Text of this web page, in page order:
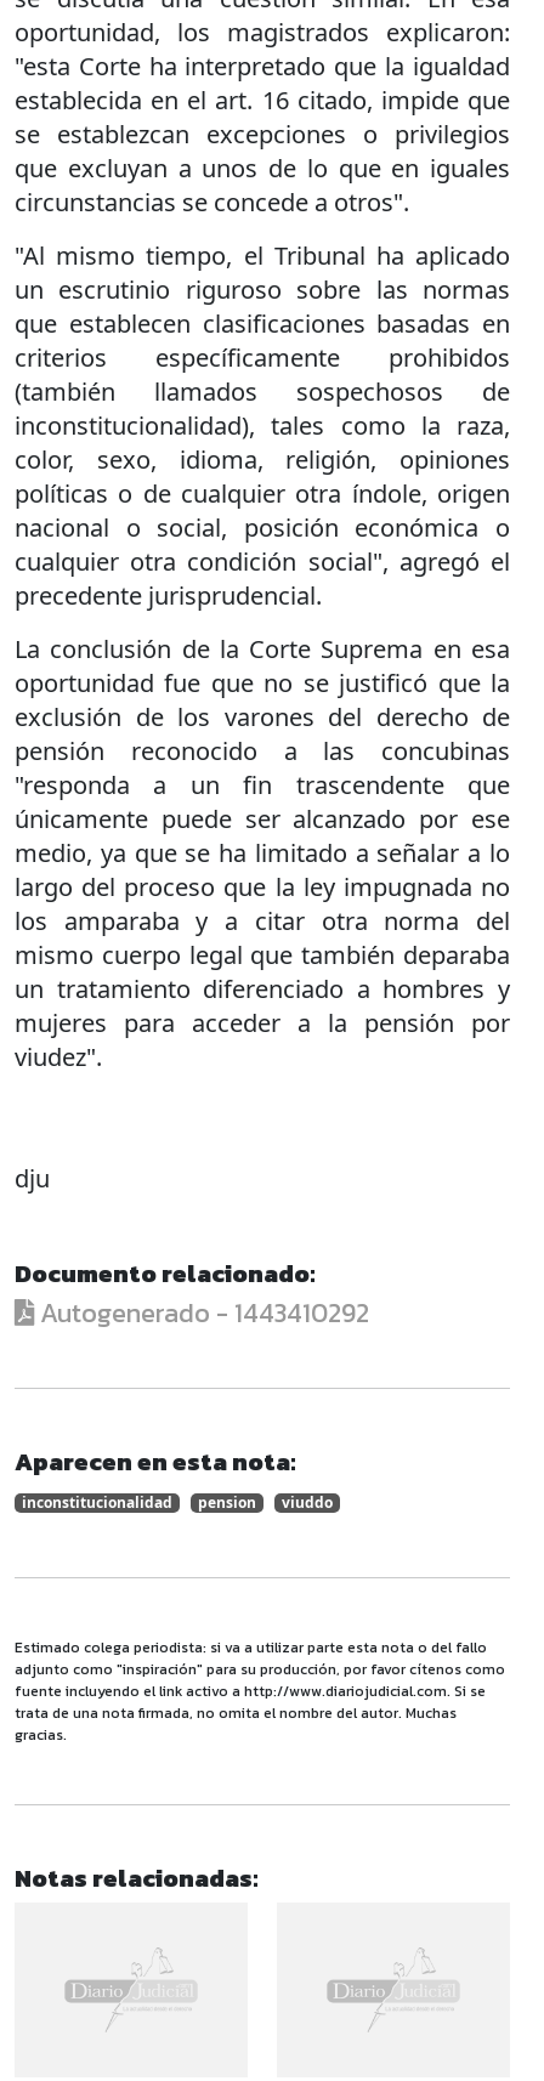
oportunidad, los magistrados explicaron:
"esta Corte ha interpretado que la igualdad
establecida en el art. 16 citado, impide que
se establezcan excepciones o privilegios
que excluyan a unos de lo que en iguales
circunstancias se concede a otros".
"Al mismo tiempo, el Tribunal ha aplicado
un escrutinio riguroso sobre las normas
que establecen clasificaciones basadas en
criterios específicamente prohibidos
(también llamados sospechosos de
inconstitucionalidad), tales como la raza,
color, sexo, idioma, religión, opiniones
políticas o de cualquier otra índole, origen
nacional o social, posición económica o
cualquier otra condición social", agregó el
precedente jurisprudencial.
La conclusión de la Corte Suprema en esa
oportunidad fue que no se justificó que la
exclusión de los varones del derecho de
pensión reconocido a las concubinas
"responda a un fin trascendente que
únicamente puede ser alcanzado por ese
medio, ya que se ha limitado a señalar a lo
largo del proceso que la ley impugnada no
los amparaba y a citar otra norma del
mismo cuerpo legal que también deparaba
un tratamiento diferenciado a hombres y
mujeres para acceder a la pensión por
viudez".
dju
Documento relacionado:
Autogenerado - 1443410292
Aparecen en esta nota:
inconstitucionalidad pension viuddo
Estimado colega periodista: si va a utilizar parte esta nota o del fallo
adjunto como "inspiración" para su producción, por favor cítenos como
fuente incluyendo el link activo a http://www.diariojudicial.com. Si se
trata de una nota firmada, no omita el nombre del autor. Muchas
gracias.
Notas relacionadas: